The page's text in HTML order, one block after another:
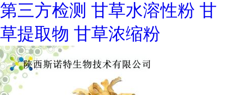
第三方检测 甘草水溶性粉 甘
草提取物 甘草浓缩粉